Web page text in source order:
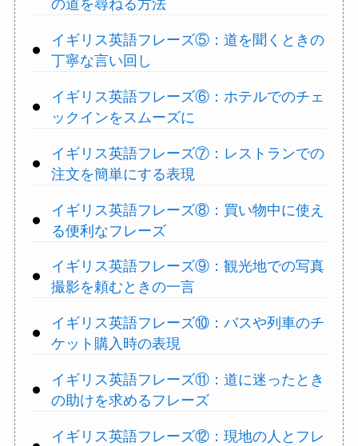
の道を尋ねる方法
イギリス英語フレーズ⑤：道を聞くときの
丁寧な言い回し
イギリス英語フレーズ⑥：ホテルでのチェ
ックインをスムーズに
イギリス英語フレーズ⑦：レストランでの
注文を簡単にする表現
イギリス英語フレーズ⑧：買い物中に使え
る便利なフレーズ
イギリス英語フレーズ⑨：観光地での写真
撮影を頼むときの一言
イギリス英語フレーズ⑩：バスや列車のチ
ケット購入時の表現
イギリス英語フレーズ⑪：道に迷ったとき
の助けを求めるフレーズ
イギリス英語フレーズ⑫：現地の人とフレ